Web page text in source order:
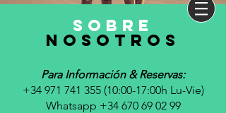
sobre
nosotros
Para Información & Reservas:
+34 971 741 355 (10:00-17:00h Lu-Vie)
Whatsapp +34 670 69 02 99